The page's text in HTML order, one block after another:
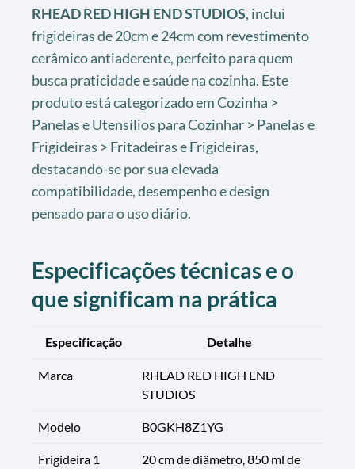
RHEAD RED HIGH END STUDIOS, inclui
frigideiras de 20cm e 24cm com revestimento
cerâmico antiaderente, perfeito para quem
busca praticidade e saúde na cozinha. Este
produto está categorizado em Cozinha >
Panelas e Utensílios para Cozinhar > Panelas e
Frigideiras > Fritadeiras e Frigideiras,
destacando-se por sua elevada
compatibilidade, desempenho e design
pensado para o uso diário.
Especificações técnicas e o
que significam na prática
Especificação Detalhe
Marca
RHEAD RED HIGH END
STUDIOS
Modelo B0GKH8Z1YG
Frigideira 1
20 cm de diâmetro, 850 ml de